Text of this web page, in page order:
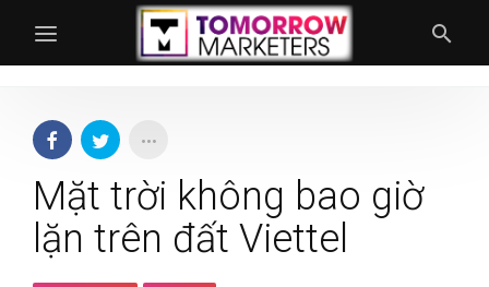
Mặt trời không bao giờ
lặn trên đất Viettel